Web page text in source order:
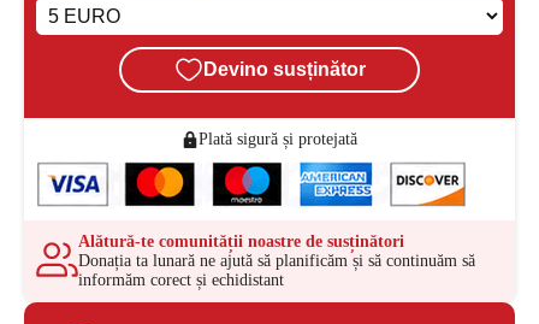
Devino susținător
Plată sigură și protejată
Alătură-te comunității noastre de susținători
Donația ta lunară ne ajută să planificăm și să continuăm să
informăm corect și echidistant